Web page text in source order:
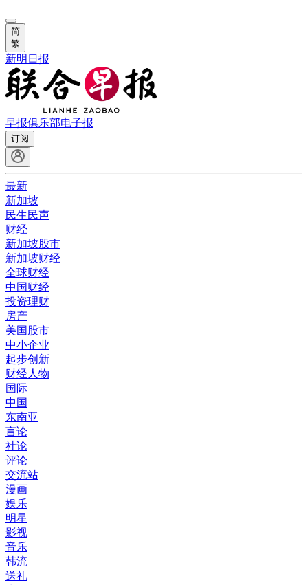
简
繁
新明日报
早报俱乐部电子报
订阅
最新
新加坡
民生民声
财经
新加坡股市
新加坡财经
全球财经
中国财经
投资理财
房产
美国股市
中小企业
起步创新
财经人物
国际
中国
东南亚
言论
社论
评论
交流站
漫画
娱乐
明星
影视
音乐
韩流
送礼